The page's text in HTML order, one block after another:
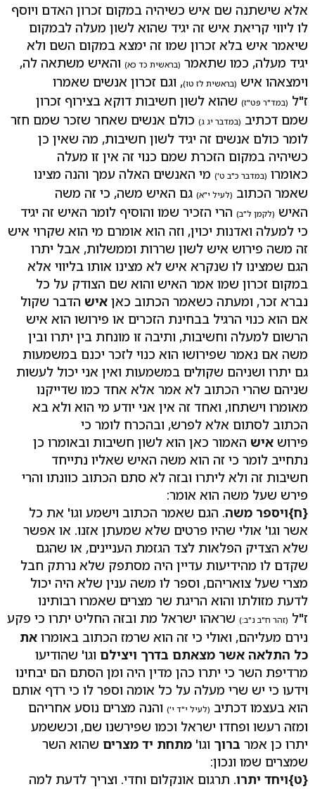
אלא שישתנה שם איש כשיהיה במקום זכרון האדם ויוסף
לו ליווי קריאת איש זה יגיד שהוא לשון מעלה לבמקום
שיאמר איש בלא זכרון שמו זה ימצא במקום השם ולא
יגיד מעלה, כמו שתאמר (בראשית כד כא) והאיש משתאה לה,
וימצאהו איש (בראשית לז טו), וגם זכרון אנשים שאמרו
ז"ל (במד"ר פט"ז) שהוא לשון חשיבות דוקא בצירוף זכרון
שמם דכתיב (במדבר יג ג) כולם אנשים שאחר שזכר שמם חזר
לומר כולם אנשים זה יגיד לשון חשיבות, מה שאין כן
כשיהיה במקום הזכרת שמם כנוי זה אין זו מעלה
כאומרו (במדבר כ"ב ט') מי האנשים האלה עמך והנה מצינו
שאמר הכתוב (לעיל י"א) גם האיש משה, כי זה משה
האיש (לקמן ל"ב) הרי הזכיר שמו והוסיף לומר האיש זה יגיד
כי למעלה ואדנות יכוין, וזה הוא אומרם מי הוא שקרוי איש
זה משה פירוש איש לשון שררות וממשלות, אבל יתרו
הגם שמצינו לו שנקרא איש לא מצינו אותו בליווי אלא
במקום זכרון שמו אמר האיש והוא שם הצודק על כל
נברא זכר, ומעתה כשאמר הכתוב כאן איש הדבר שקול
אם הוא כנוי הרגיל בבחינת הזכרים או פירושו הוא איש
הרשום למעלה וחשיבות, ותיבה זו מונחת בין יתרו ובין
משה אם נאמר שפירושו הוא כנוי לזכר יכנם במשמעות
גם יתרו ושניהם שקולים במשמעות ואין אני יכול לעשות
שניהם שהרי הכתוב לא אמר אלא אחד כמו שדייקנו
מאומרו וישתחו, ואחד זה אין אני יודע מי הוא ולא בא
הכתוב לסתום אלא לפרש, ובהכרח לומר כי
פירוש איש האמור כאן הוא לשון חשיבות ובאומרו כן
נתחייב לומר כי זה הוא משה האיש שאליו נתייחד
חשיבות זה ולא ליתרו ובזה לא סתם הכתוב כוונתו והרי
פירש שעל משה הוא אומר:
{ח}ויספר משה. הגם שאמר הכתוב וישמע וגו' את כל
אשר וגו' אולי שהיו פרטים שלא שמעתן אזנו. או אפשר
שלא הצדיק הפלאות לצד הגזמת העניינים, או שהגם
שקדם לו מהידיעות עדיין היה מסתפק שלא נרתק חבל
מצרי שעל צואריהם, וספר לו משה ענין שלא היה יכול
לדעת מזולתו והוא הריגת שר מצרים שאמרו רבותינו
ז"ל (זהר ח"ב נ"ב:) שראהו ישראל מת ובזה החליט יתרו כי פקע
נירם מעליהם, ואולי כי זה הוא שרמז הכתוב באומרו את
כל התלאה אשר מצאתם בדרך ויצילם וגו' שהודיעו
מרדיפת השר כי יתרו כהן מדין היה ומן הסתם הם יבחינו
וידעו כי יש שרי מעלה על כל אומה וספר לו כי רדף אותם
הוא בעצמו דכתיב (לעיל י"ד י') והנה מצרים נוסע אחריהם
ומזה רעשו ופחדו ישראל וכמו שפירשנו שם, וכששמע
יתרו כן אמר ברוך וגו' מתחת יד מצרים שהוא השר
שמצרים שמו ונכון:
{ט}ויחד יתרו. תרגום אונקלום וחדי. וצריך לדעת למה